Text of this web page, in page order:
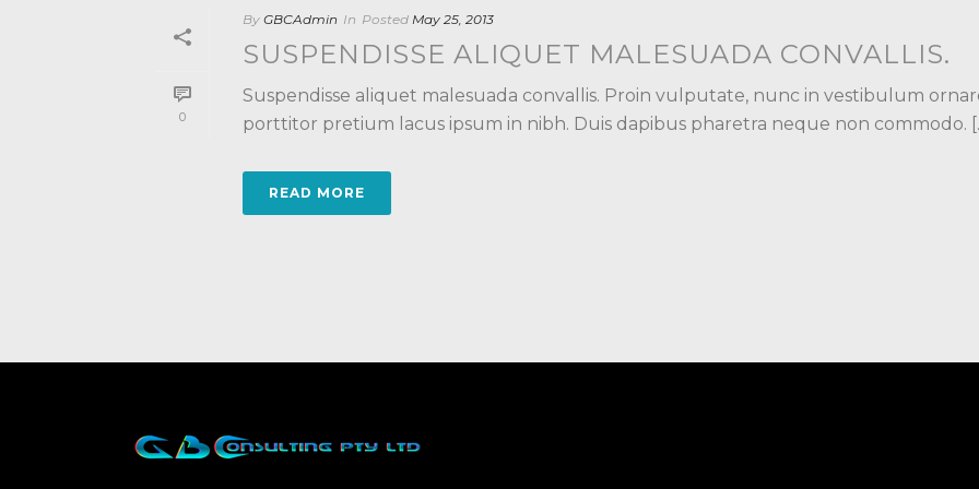
0
By GBCAdmin In Posted May 25, 2013
SUSPENDISSE ALIQUET MALESUADA CONVALLIS.
Suspendisse aliquet malesuada convallis. Proin vulputate, nunc in vestibulum
porttitor pretium lacus ipsum in nibh. Duis dapibus pharetra neque non commodo.
READ MORE